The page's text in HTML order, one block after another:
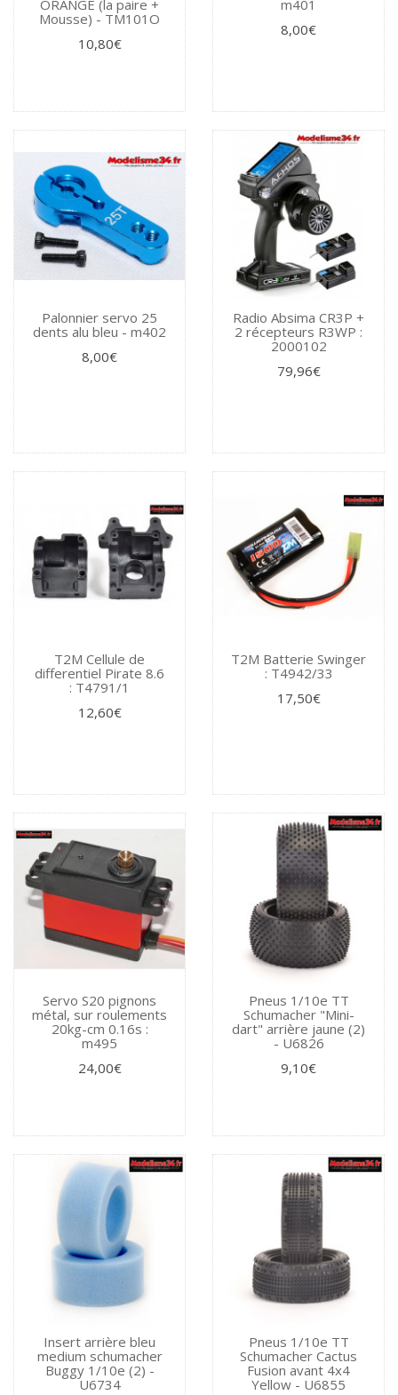
ORANGE (la paire +
Mousse) - TM101O
10,80€
m401
8,00€
Palonnier servo 25
dents alu bleu - m402
8,00€
Radio Absima CR3P +
2 récepteurs R3WP :
2000102
79,96€
T2M Cellule de
differentiel Pirate 8.6
: T4791/1
12,60€
T2M Batterie Swinger
: T4942/33
17,50€
Servo S20 pignons
métal, sur roulements
20kg-cm 0.16s :
m495
24,00€
Pneus 1/10e TT
Schumacher "Mini-
dart" arrière jaune (2)
- U6826
9,10€
Insert arrière bleu
medium schumacher
Buggy 1/10e (2) -
U6734
Pneus 1/10e TT
Schumacher Cactus
Fusion avant 4x4
Yellow - U6855